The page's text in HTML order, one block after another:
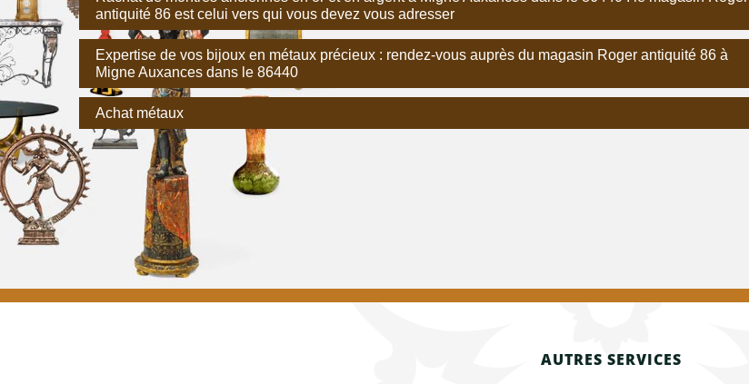
antiquité 86 est celui vers qui vous devez vous adresser
Expertise de vos bijoux en métaux précieux : rendez-vous auprès du magasin Roger antiquité 86 à
Migne Auxances dans le 86440
Achat métaux
AUTRES SERVICES